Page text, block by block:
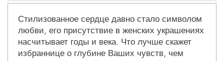
Стилизованное сердце давно стало символом
любви, его присутствие в женских украшениях
насчитывает годы и века. Что лучше скажет
избраннице о глубине Ваших чувств, чем